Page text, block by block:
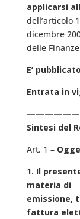
applicarsi
dell’articolo
dicembre
delle
E’
Entrata in
Sintesi del
Art. 1 –
1. Il
materia di
emissione,
fattura